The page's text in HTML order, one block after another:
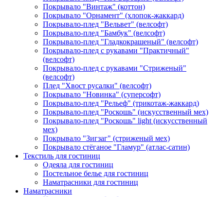
Покрывало "Винтаж" (коттон)
Покрывало "Орнамент" (хлопок-жаккард)
Покрывало-плед "Вельвет" (велсофт)
Покрывало-плед "Бамбук" (велсофт)
Покрывало-плед "Гладкокрашеный" (велсофт)
Покрывало-плед с рукавами "Практичный"
(велсофт)
Покрывало-плед с рукавами "Стриженый"
(велсофт)
Плед "Хвост русалки" (велсофт)
Покрывало "Новинка" (суперсофт)
Покрывало-плед "Рельеф" (трикотаж-жаккард)
Покрывало-плед "Роскошь" (искусственный мех)
Покрывало-плед "Роскошь" light (искусственный
мех)
Покрывало "Зигзаг" (стриженый мех)
Покрывало стёганое "Гламур" (атлас-сатин)
Текстиль для гостиниц
Одеяла для гостиниц
Постельное белье для гостиниц
Наматрасники для гостиниц
Наматрасники